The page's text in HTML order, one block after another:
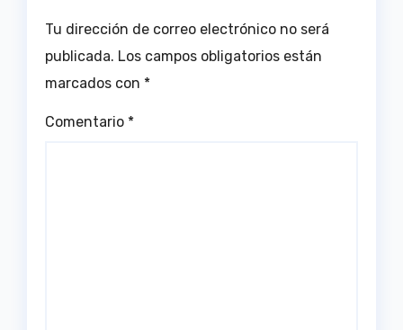
Tu dirección de correo electrónico no será
publicada. Los campos obligatorios están
marcados con *
Comentario *